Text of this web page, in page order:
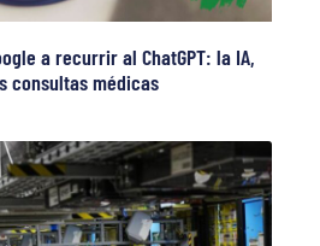
a recurrir al ChatGPT: la IA,
consultas médicas